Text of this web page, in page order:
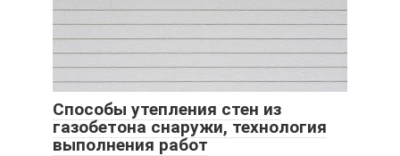
Способы утепления стен из
газобетона снаружи, технология
выполнения работ